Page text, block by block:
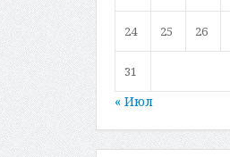
24 25 26
31
« Июл